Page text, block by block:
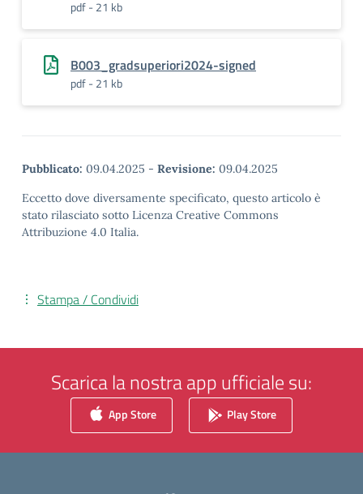
pdf - 21 kb
B003_gradsuperiori2024-signed
pdf - 21 kb
Pubblicato: 09.04.2025 - Revisione: 09.04.2025
Eccetto dove diversamente specificato, questo articolo è
stato rilasciato sotto Licenza Creative Commons
Attribuzione 4.0 Italia.
Stampa / Condividi
Scarica la nostra app ufficiale su:
App Store Play Store